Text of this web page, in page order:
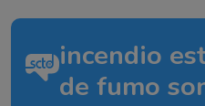
incendio
de fumo